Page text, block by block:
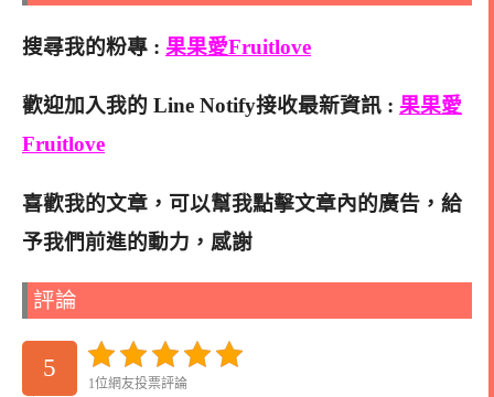
搜尋我的粉專 : 果果愛Fruitlove
歡迎加入我的 Line Notify接收最新資訊 : 果果愛
Fruitlove
喜歡我的文章，可以幫我點擊文章內的廣告，給
予我們前進的動力，感謝
評論
5
1位網友投票評論